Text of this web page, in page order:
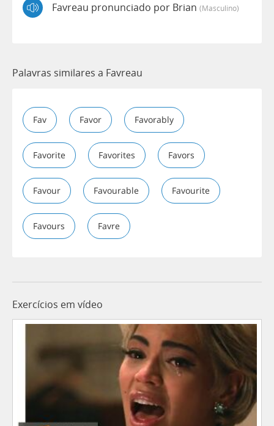
Favreau pronunciado por Brian (masculino)
Palavras similares a Favreau
Fav Favor Favorably
Favorite Favorites Favors
Favour Favourable Favourite
Favours Favre
Exercícios em vídeo